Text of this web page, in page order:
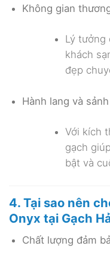
Không gian
Lý tưởng
khách
đẹp
Hành lang và
Với kích
gạch
bật và
4. Tại sao nên
Onyx tại Gạch
Chất lượng đảm